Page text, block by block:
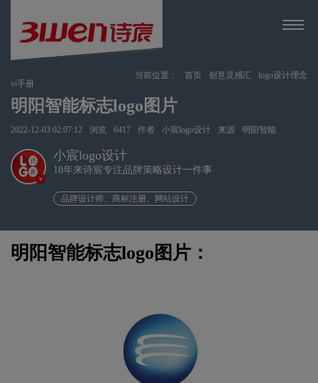
当前位置： 首页 创意灵感汇
logo设计理念
vi手册
明阳智能标志logo图片
2022-12-03 02:07:12 浏览 6417 作者 小宸logo设计 来源 明阳智能
v
小宸logo设计
18年来诗宸专注品牌策略设计一件事
品牌设计师、商标注册、网站设计
明阳智能标志logo图片：